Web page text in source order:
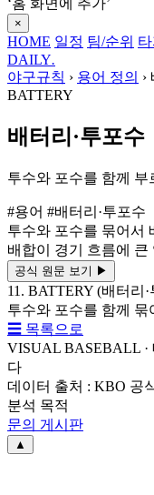
‘홈 화면에 추가’
×
HOME 일정 팀/순위
DAILY.
야구규칙 › 용어 정의 ›
BATTERY
배터리·투포수
투수와 포수를 함께 부
#용어 #배터리·투포수
투수와 포수를 묶어서
배합이 경기 흐름에 큰
공식 원문 보기 ▶
11. BATTERY (배터리
투수와 포수를 함께 묶
☰ 목록으로
VISUAL BASEBALL ·
다
데이터 출처 : KBO 공
분석 목적
문의 게시판
▲